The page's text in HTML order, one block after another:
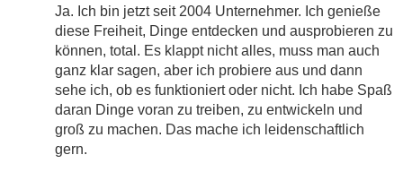
Ja. Ich bin jetzt seit 2004 Unternehmer. Ich genieße
diese Freiheit, Dinge entdecken und ausprobieren zu
können, total. Es klappt nicht alles, muss man auch
ganz klar sagen, aber ich probiere aus und dann
sehe ich, ob es funktioniert oder nicht. Ich habe Spaß
daran Dinge voran zu treiben, zu entwickeln und
groß zu machen. Das mache ich leidenschaftlich
gern.